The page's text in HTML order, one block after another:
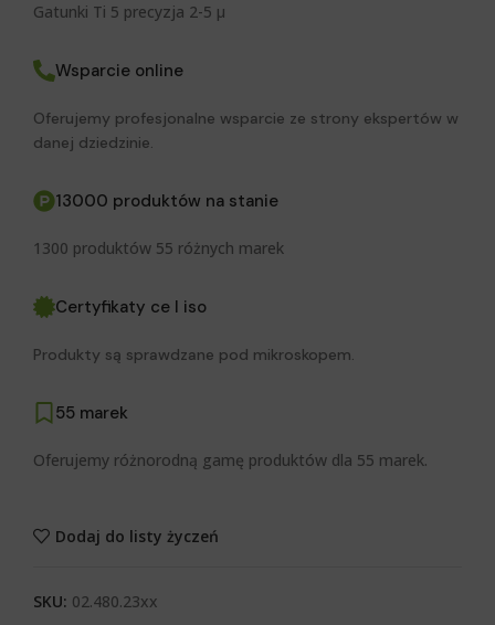
Gatunki Ti 5 precyzja 2-5 μ
Wsparcie online
Oferujemy profesjonalne wsparcie ze strony ekspertów w
danej dziedzinie.
13000 produktów na stanie
1300 produktów 55 różnych marek
Certyfikaty ce I iso
Produkty są sprawdzane pod mikroskopem.
55 marek
Oferujemy różnorodną gamę produktów dla 55 marek.
Dodaj do listy życzeń
SKU: 02.480.23xx